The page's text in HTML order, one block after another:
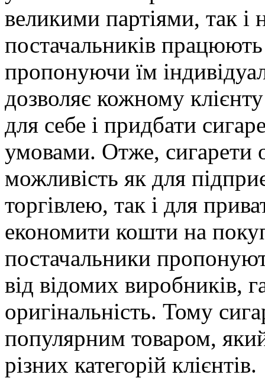
великими партіями, так і
постачальників
пропонуючи їм
дозволяє кожному
для себе і придбати
умовами. Отже, сигарети
можливість як для
торгівлею, так і для
економити кошти на
постачальники
від відомих виробників,
оригінальність. Тому
популярним товаром,
різних категорій клієнтів.